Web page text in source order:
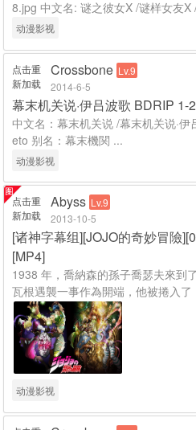
8.jpg 中文名: 谜之彼女X /谜样女友X
动漫影视
点击重
新加载
Crossbone Lv.9
2014-6-5
幕末机关说·伊吕波歌 BDRIP 1-
中文名：幕末机关说 /幕末机关说·
eto 别名：幕末機関 ...
动漫影视
点击重
新加载
Abyss Lv.9
2013-10-5
[诸神字幕组][JOJO的奇妙冒險
[MP4]
1938 年，喬納森的孫子喬瑟夫來到
瓦根遇襲一事作為開端，他被捲入了
动漫影视